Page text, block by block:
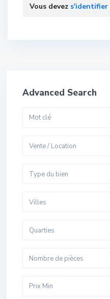
Vous devez s'identifier
Advanced Search
Vente / Location
Type du bien
Villes
Quarties
Nombre de pièces